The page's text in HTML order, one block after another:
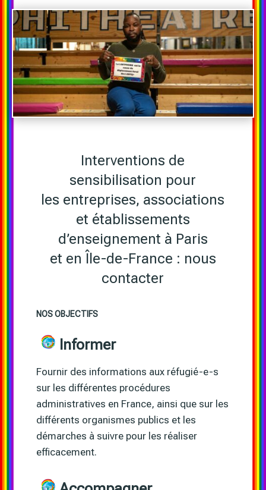
Interventions de
sensibilisation pour
les entreprises, associations
et établissements
d’enseignement à Paris
et en Île-de-France : nous
contacter
NOS OBJECTIFS
Informer
Fournir des informations aux réfugié-e-s
sur les différentes procédures
administratives en France, ainsi que sur les
différents organismes publics et les
démarches à suivre pour les réaliser
efficacement.